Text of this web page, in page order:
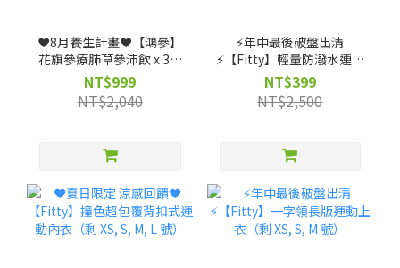
❤️8月養生計畫❤️【鴻參】
花旗參療肺草參沛飲 x 3盒
(25ml x 10包/盒)｜人蔘飲
★清潤舒暢、深層調理(效
期: 20261117)
NT$999
NT$2,040
⚡️年中最後破盤出清
⚡️【Fitty】輕量防潑水連帽
機能外套（剩 S, M, L, XL
號）
NT$399
NT$2,500